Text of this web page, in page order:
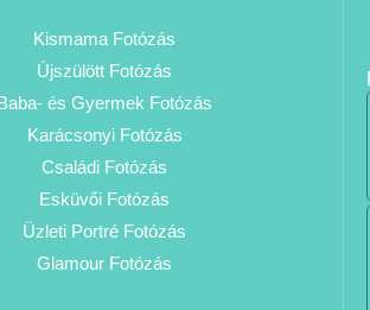
Kismama Fotózás
Újszülött Fotózás
és Gyermek Fotózás
Karácsonyi Fotózás
Családi Fotózás
Esküvői Fotózás
Üzleti Portré Fotózás
Glamour Fotózás